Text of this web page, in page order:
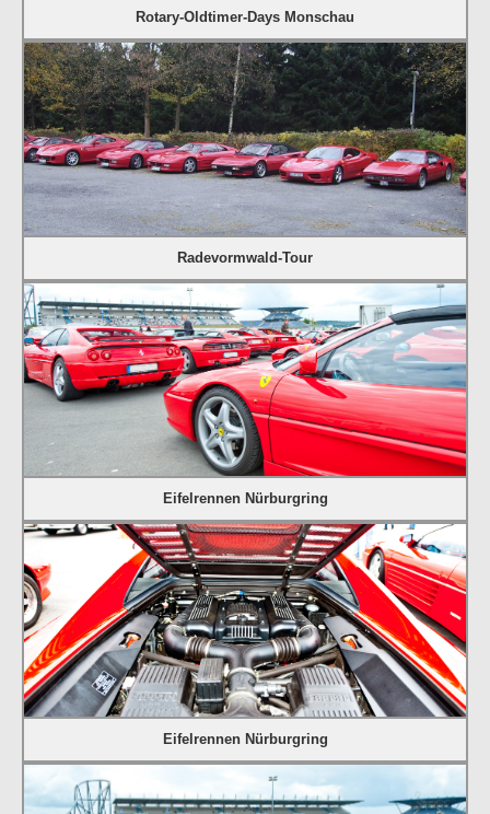
Rotary-Oldtimer-Days Monschau
Radevormwald-Tour
Eifelrennen Nürburgring
Eifelrennen Nürburgring